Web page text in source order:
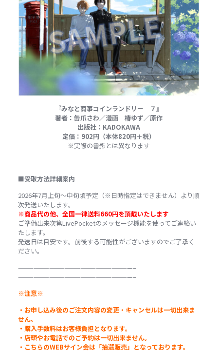
『みなと商事コインランドリー ７』
著者：缶爪さわ／漫画 椿ゆず／原作
出版社： KADOKAWA
定価： 902円（本体820円＋税）
※実際の書影とは異なります
■受取方法詳細案内
2026年7月上旬～中旬頃予定（※ 日時指定はできません）より順
次発送いたします。
※商品代の他、全国一律送料660円を頂戴いたします
ご準備出来次第LivePocketのメッセージ機能を使ってご連絡い
たします。
発送日は目安です。前後する可能性がございますのでご了承く
ださい。
——————————————————————–
——————————————————————–
※注意※
・お申し込み後のご注文内容の変更・キャンセルは一切出来ま
せん。
・購入手数料はお客様負担となります。
・店頭やお電話でのご予約は一切出来ません。
・こちらのWEBサイン会は「抽選販売」となっております。